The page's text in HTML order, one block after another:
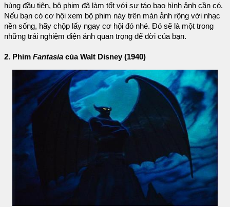
hùng đầu tiên, bộ phim đã làm tốt với sự táo bạo hình ảnh cần có.
Nếu bạn có cơ hội xem bộ phim này trên màn ảnh rộng với nhạc
nền sống, hãy chộp lấy ngay cơ hội đó nhé. Đó sẽ là một trong
những trải nghiệm điện ảnh quan trọng để đời của bạn.
2. Phim Fantasia của Walt Disney (1940)